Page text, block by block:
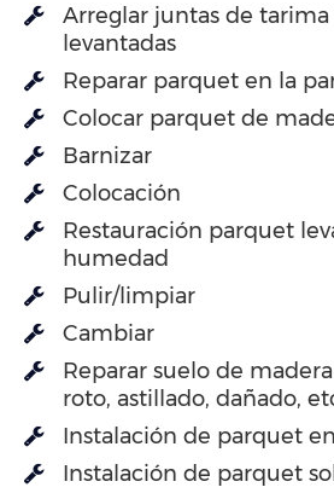
Arreglar juntas de
levantadas
Reparar parquet en la
Colocar parquet de
Barnizar
Colocación
Restauración parquet
humedad
Pulir/limpiar
Cambiar
Reparar suelo de
roto, astillado, dañado,
Instalación de parquet
Instalación de parquet